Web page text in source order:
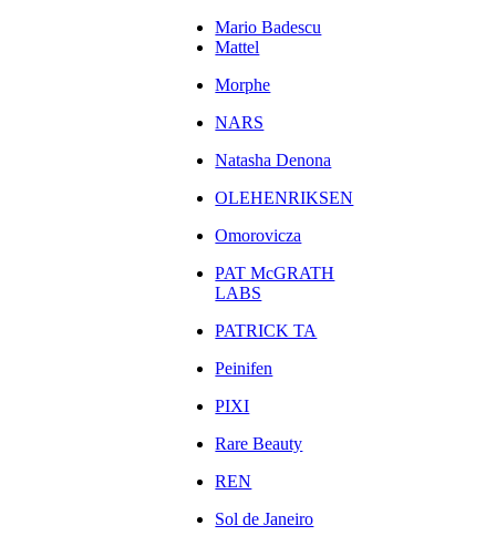
Mario Badescu
Mattel
Morphe
NARS
Natasha Denona
OLEHENRIKSEN
Omorovicza
PAT McGRATH
LABS
PATRICK TA
Peinifen
PIXI
Rare Beauty
REN
Sol de Janeiro